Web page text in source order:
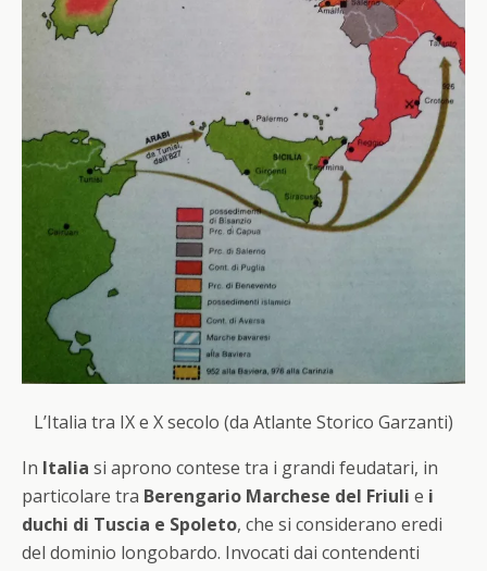
L’Italia tra IX e X secolo (da Atlante Storico Garzanti)
In Italia si aprono contese tra i grandi feudatari, in
particolare tra Berengario Marchese del Friuli e i
duchi di Tuscia e Spoleto, che si considerano eredi
del dominio longobardo. Invocati dai contendenti